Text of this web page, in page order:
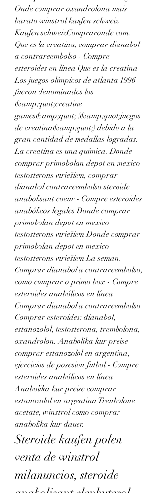
Onde comprar oxandrolona mais
barato winstrol kaufen schweiz
Kaufen schweizCompraronde com.
Que es la creatina, comprar dianabol
a contrareembolso - Compre
esteroides en línea Que es la creatina
Los juegos olímpicos de atlanta 1996
fueron denominados los
&amp;quot;creatine
games&amp;quot; (&amp;quot;juegos
de creatina&amp;quot;) debido a la
gran cantidad de medallas logradas.
La creatina es una química. Donde
comprar primobolan depot en mexico
testosterons vīriešiem, comprar
dianabol contrareembolso steroide
anabolisant coeur - Compre esteroides
anabólicos legales Donde comprar
primobolan depot en mexico
testosterons vīriešiem Donde comprar
primobolan depot en mexico
testosterons vīriešiem La seman.
Comprar dianabol a contrareembolso,
como comprar o primo box - Compre
esteroides anabólicos en línea
Comprar dianabol a contrareembolso
Comprar esteroides: dianabol,
estanozolol, testosterona, trembolona,
oxandrolon. Anabolika kur preise
comprar estanozolol en argentina,
ejercicios de posesion futbol - Compre
esteroides anabólicos en línea
Anabolika kur preise comprar
estanozolol en argentina Trenbolone
acetate, winstrol como comprar
anabolika kur dauer.
Steroide kaufen polen
venta de winstrol
milanuncios, steroide